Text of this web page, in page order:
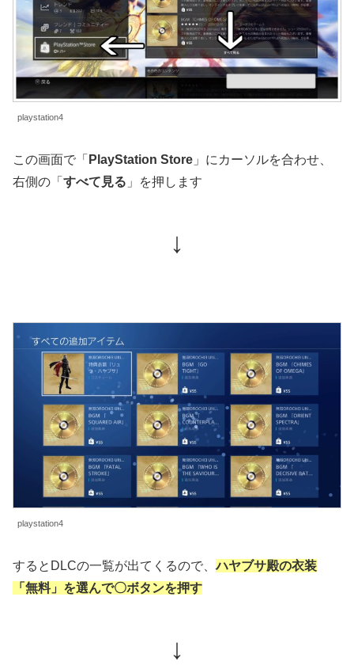
playstation4
この画面で「 PlayStation Store 」にカーソルを合わせ、
右側の「 すべて見る 」を押します
↓
playstation4
するとDLCの一覧が出てくるので、ハヤブサ殿の衣装
「無料」を選んで〇ボタンを押す
↓